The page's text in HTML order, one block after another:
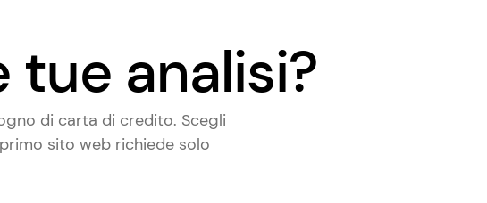
tue analisi?
di carta di credito. Scegli
sito web richiede solo